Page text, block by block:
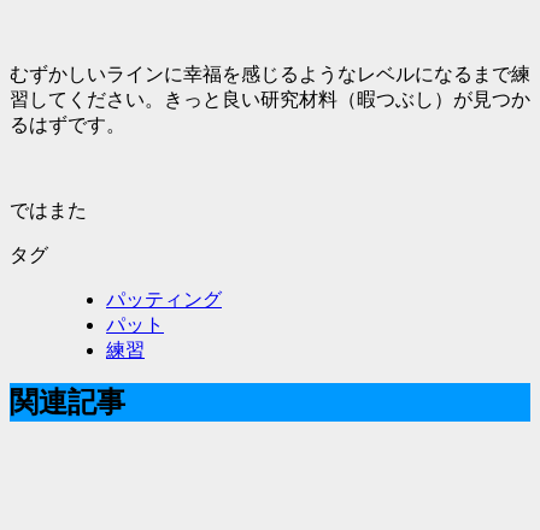
むずかしいラインに幸福を感じるようなレベルになるまで練
習してください。きっと良い研究材料（暇つぶし）が見つか
るはずです。
ではまた
タグ
パッティング
パット
練習
関連記事